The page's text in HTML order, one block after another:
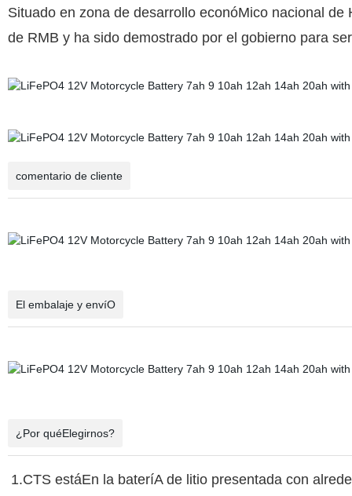
Situado en zona de desarrollo econóMico nacional
de RMB y ha sido demostrado por el gobierno para
comentario de cliente
El embalaje y envíO
¿Por quéElegirnos?
1.CTS estáEn la bateríA de litio presentada con